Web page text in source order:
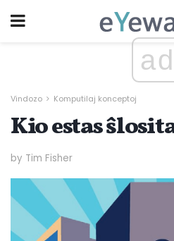
ad
Vindozo Komputilaj konceptoj
Kio estas
by Tim Fisher